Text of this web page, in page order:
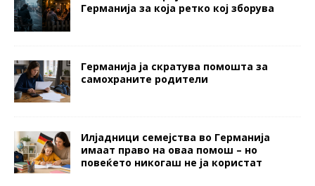
Германија за која ретко кој зборува
Германија ја скратува помошта за
самохраните родители
Илјадници семејства во Германија
имаат право на оваа помош – но
повеќето никогаш не ја користат